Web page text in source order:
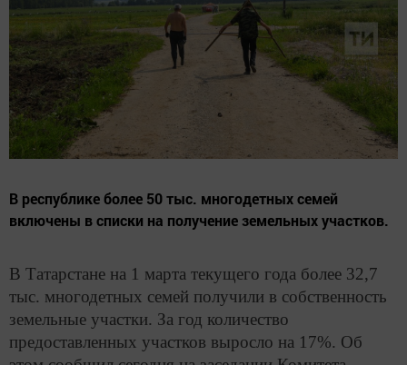
В республике более 50 тыс. многодетных семей
включены в списки на получение земельных участков.
В Татарстане на 1 марта текущего года более 32,7
тыс. многодетных семей получили в собственность
земельные участки. За год количество
предоставленных участков выросло на 17%. Об